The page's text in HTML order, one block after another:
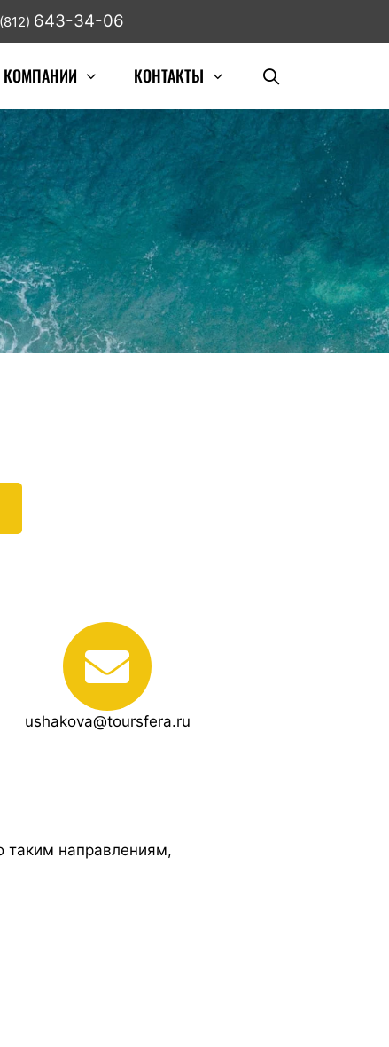
643-34-06
КОМПАНИИ КОНТАКТЫ
ushakova@toursfera.ru
таким направлениям,